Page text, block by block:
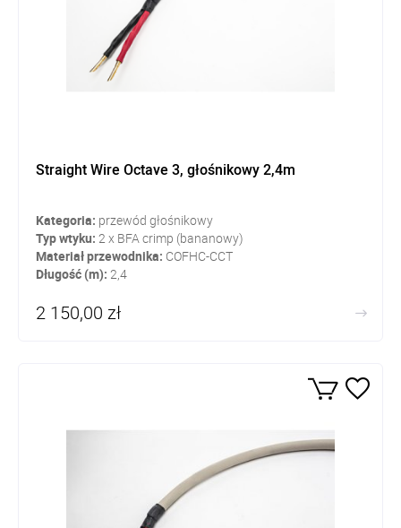
Straight Wire Octave 3, głośnikowy 2,4m
Kategoria: przewód głośnikowy
Typ wtyku: 2 x BFA crimp (bananowy)
Materiał przewodnika: COFHC-CCT
Długość (m): 2,4
2 150,00 zł